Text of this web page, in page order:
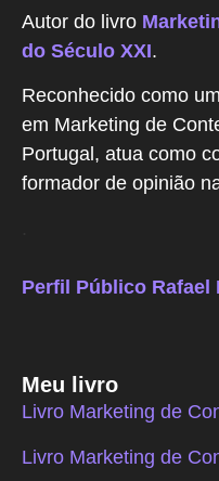
Autor do livro
do Século XXI.
Reconhecido como
em Marketing de
Portugal, atua como
formador de opinião
Perfil Público Rafael
Meu livro
Livro Marketing de
Livro Marketing de